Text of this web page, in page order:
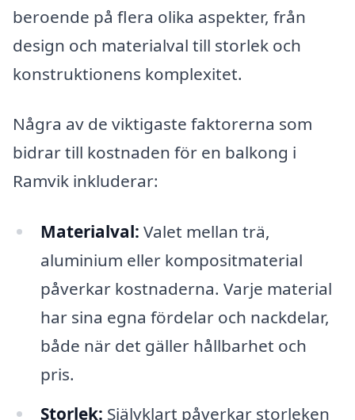
beroende på flera olika aspekter, från
design och materialval till storlek och
konstruktionens komplexitet.
Några av de viktigaste faktorerna som
bidrar till kostnaden för en balkong i
Ramvik inkluderar:
Materialval: Valet mellan trä,
aluminium eller kompositmaterial
påverkar kostnaderna. Varje material
har sina egna fördelar och nackdelar,
både när det gäller hållbarhet och
pris.
Storlek: Självklart påverkar storleken